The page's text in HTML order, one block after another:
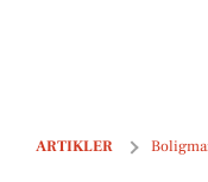
ARTIKLER
3,7 mio. kroner